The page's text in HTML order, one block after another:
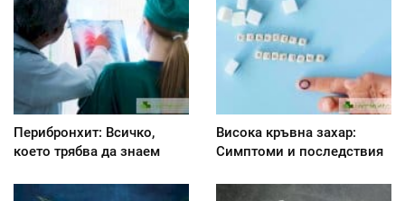
Перибронхит: Всичко,
което трябва да знаем
Висока кръвна захар:
Симптоми и последствия